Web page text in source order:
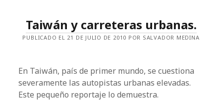
Taiwán y carreteras urbanas.
PUBLICADO EL 21 DE JULIO DE 2010 POR SALVADOR MEDINA
En Taiwán, país de primer mundo, se cuestiona
severamente las autopistas urbanas elevadas.
Este pequeño reportaje lo demuestra.